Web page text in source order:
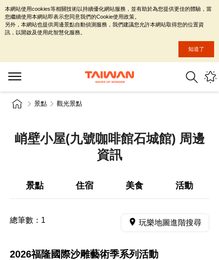
景點 觀光景點
峭壁小屋(九號咖啡館石城館) 周邊
資訊
景點 住宿 美食 活動
總筆數： 1 玩樂地圖進階搜尋
2026福隆國際沙雕藝術季系列活動
本網站使用cookies等相關技術以持續優化網站服務，並有助於為您提供更佳的體驗，當
您繼續使用本網站即表示您同意我們的Cookie使用政策。
另外，本網站也提供周邊景點自動偵測服務，我們建議您允許本網站取得您的位置資
訊，以開啟及使用此智慧化服務。
知道了